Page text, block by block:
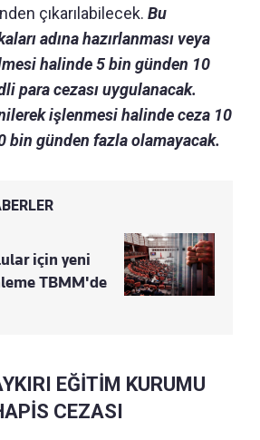
çıkarılabilecek. Bu
adına hazırlanması veya
halinde 5 bin günden 10
para cezası uygulanacak.
işlenmesi halinde ceza 10
bin günden fazla olamayacak.
için yeni
TBMM'de
EĞİTİM KURUMU
CEZASI